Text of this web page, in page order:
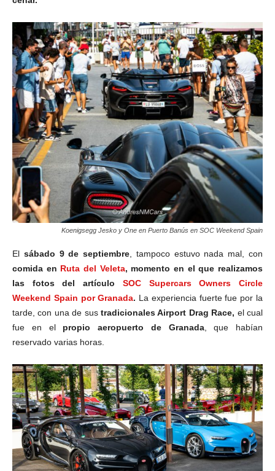
Koenigsegg Jesko y One en Puerto Banús en SOC Weekend Spain
El sábado 9 de septiembre , tampoco estuvo nada mal, con
comida en Ruta del Veleta, momento en el que realizamos
las fotos del artículo SOC Supercars Owners Circle
Weekend Spain por Granada. La experiencia fuerte fue por la
tarde, con una de sus tradicionales Airport Drag Race, el cual
fue en el propio aeropuerto de Granada, que habían
reservado varias horas.